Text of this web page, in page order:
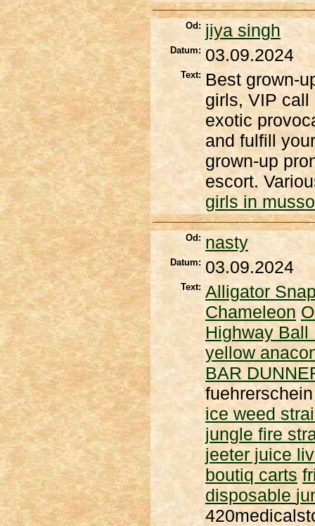
Od: jiya singh
Datum: 03.09.2024
Text: Best grown-
girls, VIP call
exotic
and fulfill
grown-up
escort.
girls in
Od: nasty
Datum: 03.09.2024
Text: Alligator
Chameleon
Highway Ball
yellow
BAR
ice weed
jungle fire
jeeter juice
boutiq carts
disposable